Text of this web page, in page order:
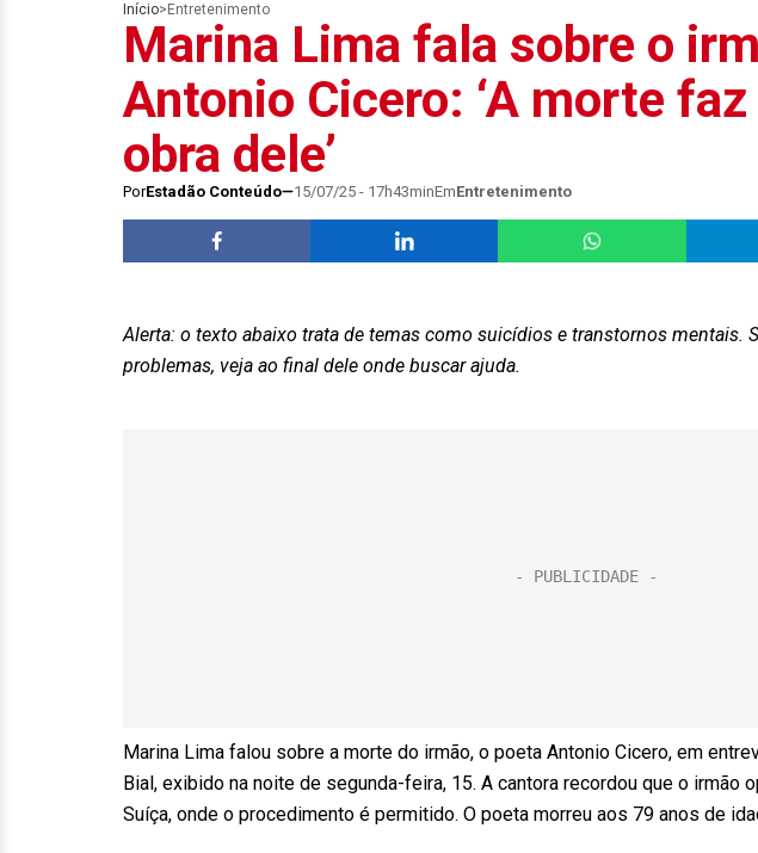
Início> Entretenimento
Marina Lima fala sobre o
Antonio Cicero: ‘A morte
obra dele’
PorEstadão Conteúdo 15/07/25 - 17h43minEmEntretenimento
Alerta: o texto abaixo trata de temas como suicídios e transtornos mentais.
problemas, veja ao final dele onde buscar ajuda.
Marina Lima falou sobre a morte do irmão, o poeta Antonio Cicero, em
Bial, exibido na noite de segunda-feira, 15. A cantora recordou que o irmão
Suíça, onde o procedimento é permitido. O poeta morreu aos 79 anos de